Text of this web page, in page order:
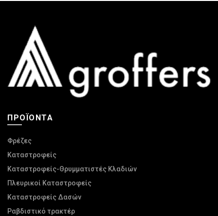
ΠΡΟΪΌΝΤΑ
Φρέζες
Καταστροφείς
Καταστροφείς-Θρυμματιστές Κλαδιών
Πλευρικοί Καταστροφείς
Καταστροφείς Δασών
Ραβδιστικό τρακτέρ